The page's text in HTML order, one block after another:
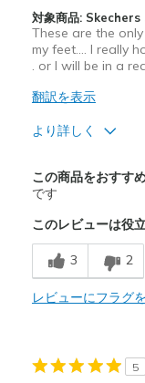
対象商品:
These are the
my feet…. I really
. or I will be in a
翻訳を表示
より詳しく
Comfortable
以下に最適
Work
Sizing
この商品をおすす
です
このレビューは役
3 2
レビューにフラグ
5